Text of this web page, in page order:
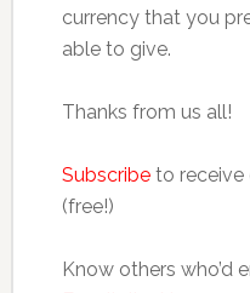
currency that you
able to give.
Thanks from us all!
Subscribeto receive
(free!)
Know others who’d